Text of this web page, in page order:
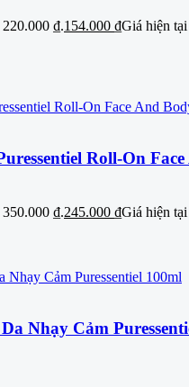
₫.154.000 ₫Giá hiện tại
Roll-On
₫.245.000 ₫Giá hiện tại
Nhạy Cảm